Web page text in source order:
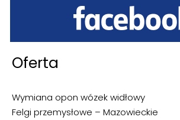
Oferta
Wymiana opon wózek widłowy
Felgi przemysłowe – Mazowieckie